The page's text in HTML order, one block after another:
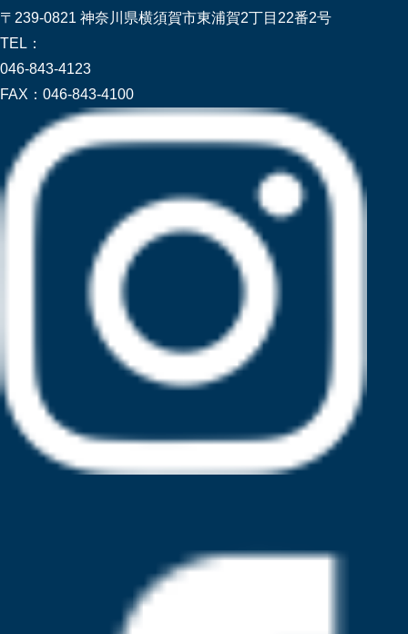
〒239-0821 神奈川県横須賀市東浦賀2丁目22番2号
TEL：
046-843-4123
FAX： 046-843-4100